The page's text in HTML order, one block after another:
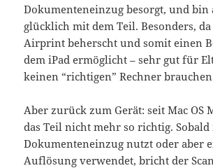
Dokumenteneinzug besorgt, und bin
glücklich mit dem Teil. Besonders, da
Airprint beherscht und somit einen
dem iPad ermöglicht – sehr gut für
keinen “richtigen” Rechner
Aber zurück zum Gerät: seit Mac OS
das Teil nicht mehr so richtig. Sobald
Dokumenteneinzug nutzt oder aber
Auflösung verwendet, bricht der